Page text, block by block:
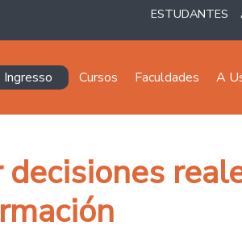
ESTUDANTES
principal
Ingresso Cursos Faculdades A